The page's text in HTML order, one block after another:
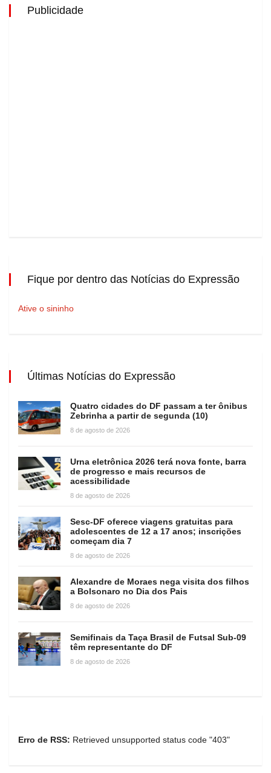
Publicidade
Fique por dentro das Notícias do Expressão
Ative o sininho
Últimas Notícias do Expressão
Quatro cidades do DF passam a ter ônibus
Zebrinha a partir de segunda (10)
8 de agosto de 2026
Urna eletrônica 2026 terá nova fonte, barra
de progresso e mais recursos de
acessibilidade
8 de agosto de 2026
Sesc-DF oferece viagens gratuitas para
adolescentes de 12 a 17 anos; inscrições
começam dia 7
8 de agosto de 2026
Alexandre de Moraes nega visita dos filhos
a Bolsonaro no Dia dos Pais
8 de agosto de 2026
Semifinais da Taça Brasil de Futsal Sub-09
têm representante do DF
8 de agosto de 2026
Erro de RSS: Retrieved unsupported status code "403"